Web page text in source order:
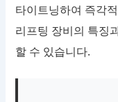
타이트닝하여 즉각
리프팅 장비의 특징
할 수 있습니다.